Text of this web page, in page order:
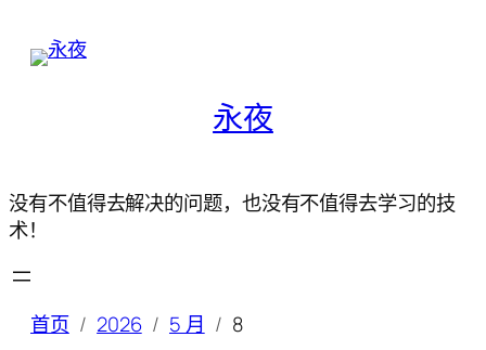
永夜
没有不值得去解决的问题，也没有不值得去学习的技
术！
首页 2026 5 月 8